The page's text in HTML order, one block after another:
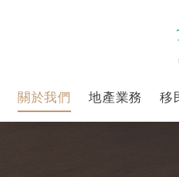
關於我們 地產業務 移